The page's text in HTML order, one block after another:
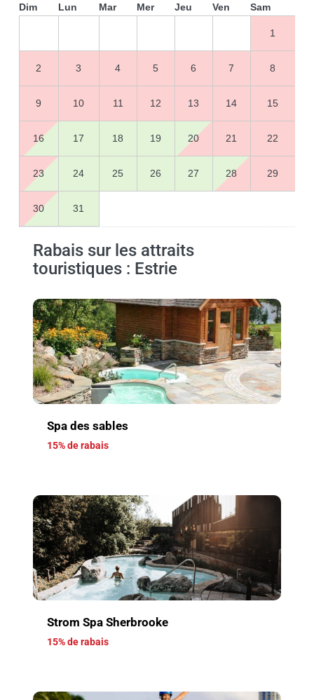
Dim Lun Mar Mer Jeu Ven Sam
1
2 3 4 5 6 7 8
9 10 11 12 13 14 15
16 17 18 19 20 21 22
23 24 25 26 27 28 29
30 31
Rabais sur les attraits
touristiques : Estrie
Spa des sables
15% de rabais
Strom Spa Sherbrooke
15% de rabais